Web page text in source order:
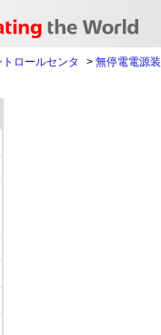
ロールセンタ > 無停電電源